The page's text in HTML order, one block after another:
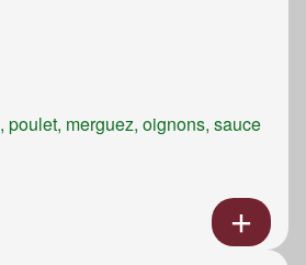
poulet, merguez, oignons, sauce